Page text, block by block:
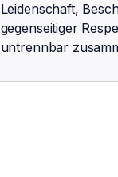
Leidenschaft,
gegenseitiger
untrennbar